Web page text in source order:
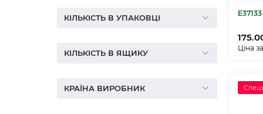
КІЛЬКІСТЬ В УПАКОВЦІ
КІЛЬКІСТЬ В ЯЩИКУ
КРАЇНА ВИРОБНИК
E37133
Ціна